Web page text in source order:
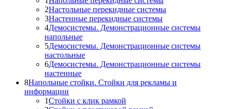
2Настольные перекидные системы
3Настенные перекидные системы
4Демосистемы. Демонстрационные системы
напольные
5Демосистемы. Демонстрационные системы
настольные
6Демосистемы. Демонстрационные системы
настенные
8Напольные стойки. Стойки для рекламы и
информации
1Стойки с клик рамкой